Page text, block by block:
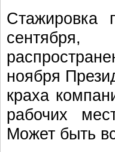
Стажировка
ноября
краха
рабочих
Может быть